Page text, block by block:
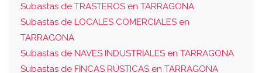
Subastas de TRASTEROS en TARRAGONA
Subastas de LOCALES COMERCIALES en
TARRAGONA
Subastas de NAVES INDUSTRIALES en TARRAGONA
Subastas de FINCAS RÚSTICAS en TARRAGONA